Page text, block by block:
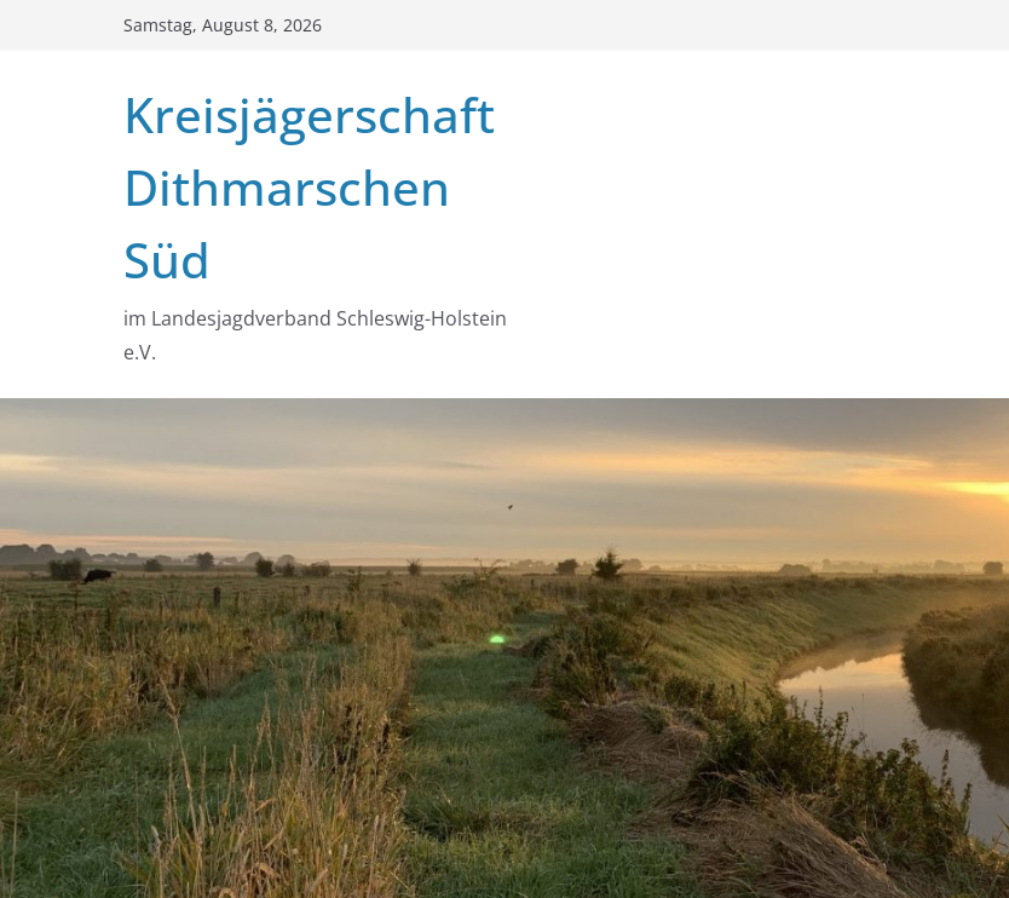
Samstag, August 8, 2026
Kreisjägerschaft
Dithmarschen
Süd
im Landesjagdverband Schleswig-Holstein
e.V.